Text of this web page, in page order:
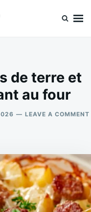
de terre et
au four
LEAVE A COMMENT